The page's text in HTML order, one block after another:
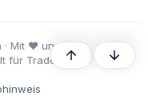
· Mit ♥ und
für Trader undOben Unten